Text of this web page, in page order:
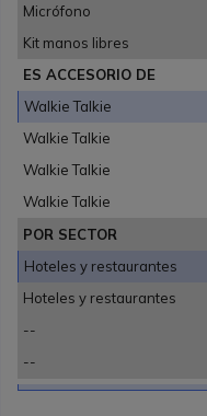
Micrófono
Kit manos libres
ES ACCESORIO DE
Walkie Talkie
Walkie Talkie
Walkie Talkie
Walkie Talkie
POR SECTOR
Hoteles y restaurantes
Hoteles y restaurantes
--
--